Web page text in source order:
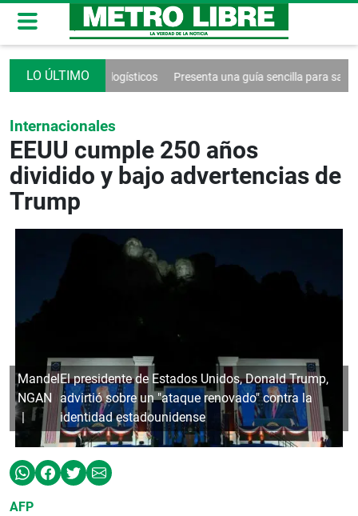
logísticos Presenta una guía sencilla para sanar la relación
Internacionales
EEUU cumple 250 años
dividido y bajo advertencias de
Trump
El presidente de Estados Unidos, Donald Trump,
advirtió sobre un "ataque renovado" contra la
identidad estadounidense
Mandel
NGAN
AFP